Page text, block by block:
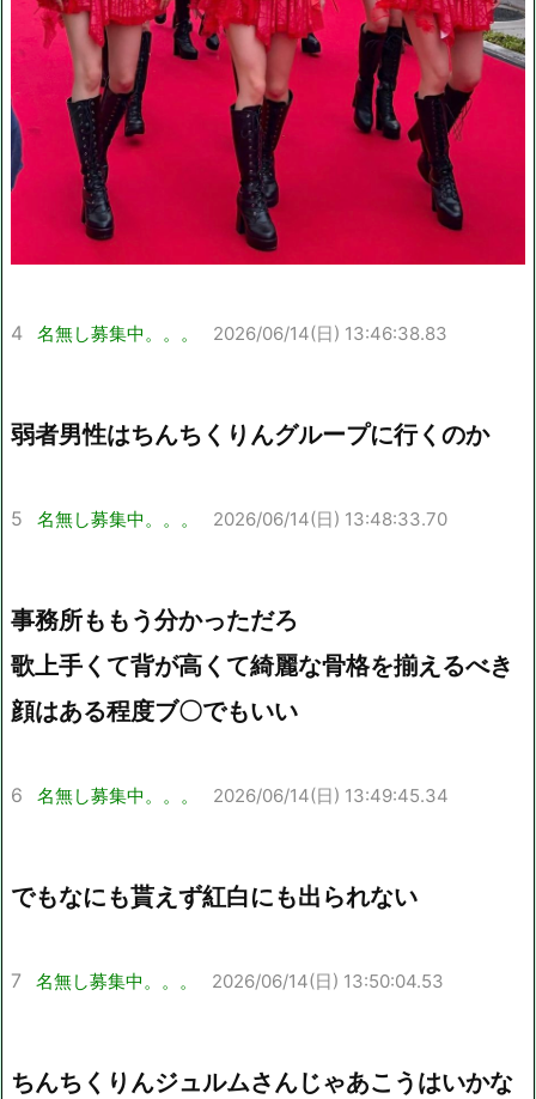
4 名無し募集中。。。 2026/06/14(日) 13:46:38.83
弱者男性はちんちくりんグループに行くのか
5 名無し募集中。。。 2026/06/14(日) 13:48:33.70
事務所ももう分かっただろ
歌上手くて背が高くて綺麗な骨格を揃えるべき
顔はある程度ブ〇でもいい
6 名無し募集中。。。 2026/06/14(日) 13:49:45.34
でもなにも貰えず紅白にも出られない
7 名無し募集中。。。 2026/06/14(日) 13:50:04.53
ちんちくりんジュルムさんじゃあこうはいかな